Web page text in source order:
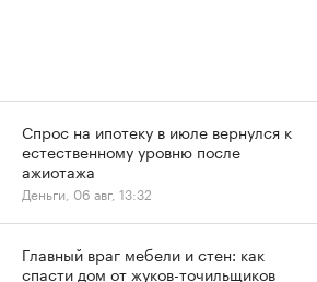
Спрос на ипотеку в июле вернулся к
естественному уровню после
ажиотажа
Деньги, 06 авг, 13:32
Главный враг мебели и стен: как
спасти дом от жуков-точильщиков